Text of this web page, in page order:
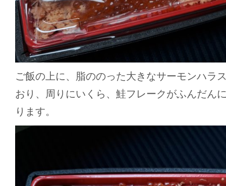
ご飯の上に、脂ののった大きなサーモンハラ
おり、周りにいくら、鮭フレークがふんだん
ります。